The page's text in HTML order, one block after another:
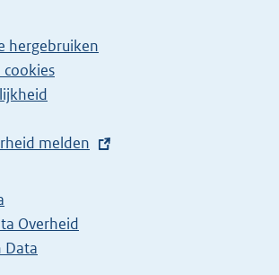
hergebruiken
cookies
melden
Overheid
Data